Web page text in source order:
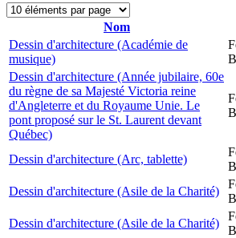
Nom
Dessin d'architecture (Académie de
musique)
Dessin d'architecture (Année jubilaire, 60e
du règne de sa Majesté Victoria reine
d'Angleterre et du Royaume Unie. Le
pont proposé sur le St. Laurent devant
Québec)
Dessin d'architecture (Arc, tablette)
Dessin d'architecture (Asile de la Charité)
Dessin d'architecture (Asile de la Charité)